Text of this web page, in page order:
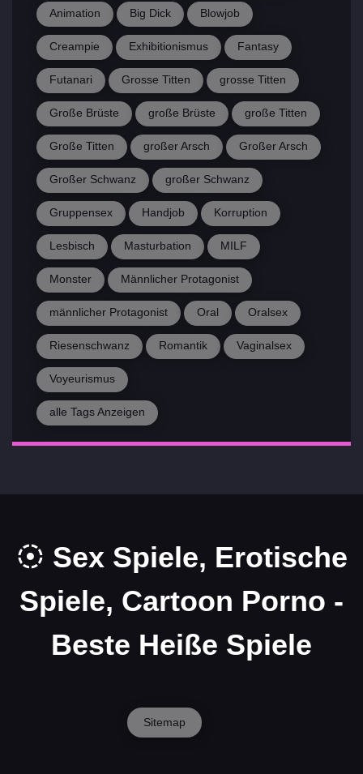
Animation Big Dick Blowjob
Creampie Exhibitionismus Fantasy
Futanari Grosse Titten grosse Titten
Große Brüste große Brüste große Titten
Große Titten großer Arsch Großer Arsch
Großer Schwanz großer Schwanz
Gruppensex Handjob Korruption
Lesbisch Masturbation MILF
Monster Männlicher Protagonist
männlicher Protagonist Oral Oralsex
Riesenschwanz Romantik Vaginalsex
Voyeurismus
alle Tags Anzeigen
Sex Spiele, Erotische
Spiele, Cartoon Porno -
Beste Heiße Spiele
Sitemap